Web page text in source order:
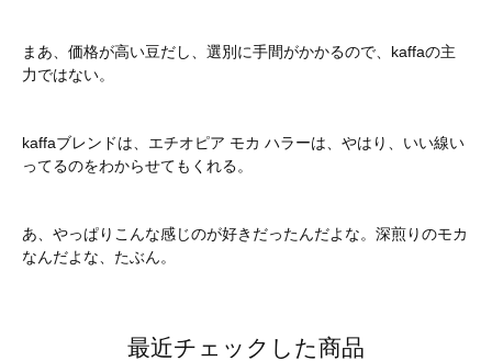
まあ、価格が高い豆だし、選別に手間がかかるので、kaffaの主
力ではない。
kaffaブレンドは、エチオピア モカ ハラーは、やはり、いい線い
ってるのをわからせてもくれる。
あ、やっぱりこんな感じのが好きだったんだよな。深煎りのモカ
なんだよな、たぶん。
最近チェックした商品